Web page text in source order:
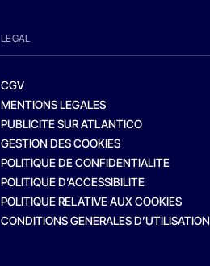
LEGAL
CGV
MENTIONS LEGALES
PUBLICITE SUR ATLANTICO
GESTION DES COOKIES
POLITIQUE DE CONFIDENTIALITE
POLITIQUE D’ACCESSIBILITE
POLITIQUE RELATIVE AUX COOKIES
CONDITIONS GENERALES D’UTILISATION